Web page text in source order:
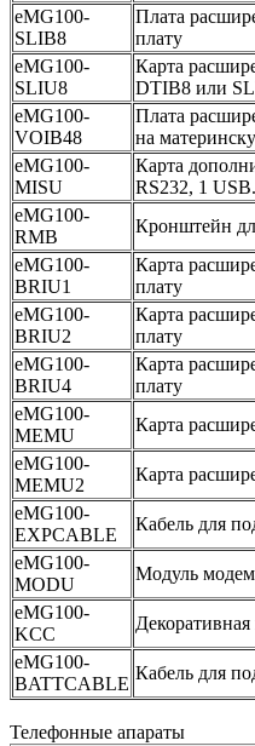
eMG100-
SLIB8
Плата
плату
eMG100-
SLIU8
Карта
DTIB8 или
eMG100-
VOIB48
Плата
на
eMG100-
MISU
Карта
RS232, 1
eMG100-
RMB
Кронштейн
eMG100-
BRIU1
Карта
плату
eMG100-
BRIU2
Карта
плату
eMG100-
BRIU4
Карта
плату
eMG100-
MEMU
Карта
eMG100-
MEMU2
Карта
eMG100-
EXPCABLE
Кабель для
eMG100-
MODU
Модуль
eMG100-
KCC
eMG100-
BATTCABLE
Кабель для
Телефонные апараты